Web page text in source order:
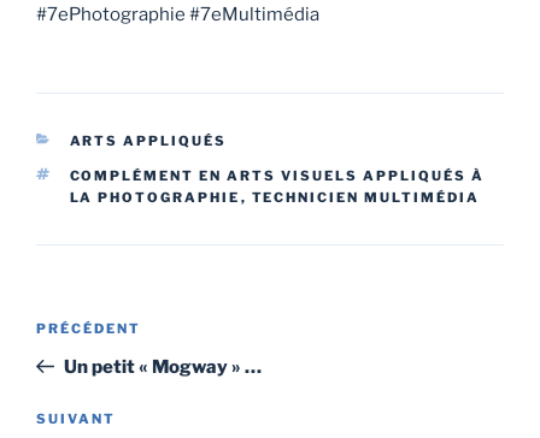
#7ePhotographie #7eMultimédia
CATÉGORIES
ARTS APPLIQUÉS
ÉTIQUETTES
COMPLÉMENT EN ARTS VISUELS APPLIQUÉS À
LA PHOTOGRAPHIE , TECHNICIEN MULTIMÉDIA
Navigation
l’article
Article
précédent
PRÉCÉDENT
Un petit « Mogway » …
Article
SUIVANT